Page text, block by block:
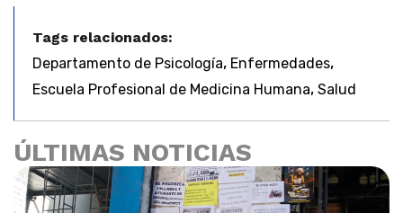
Tags relacionados:
Departamento de Psicología, Enfermedades,
Escuela Profesional de Medicina Humana, Salud
ÚLTIMAS NOTICIAS